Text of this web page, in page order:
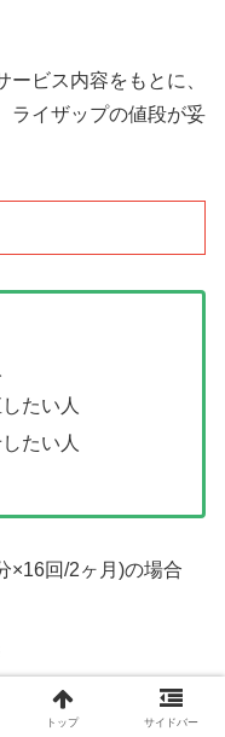
ビス内容をもとに、
ライザップの値段が妥
たい人
たい人
×16回/2ヶ月)の場合
トップ サイドバー